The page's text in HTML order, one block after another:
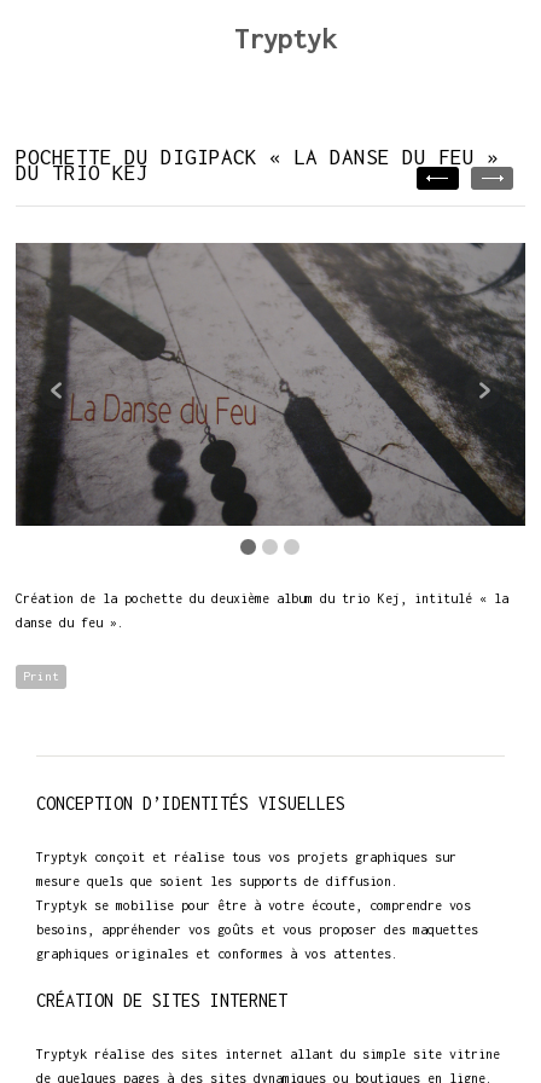
Tryptyk
POCHETTE DU DIGIPACK « LA DANSE DU FEU »
DU TRIO KEJ
Création de la pochette du deuxième album du trio Kej, intitulé « la
danse du feu ».
Print
CONCEPTION D’IDENTITÉS VISUELLES
Tryptyk conçoit et réalise tous vos projets graphiques sur
mesure quels que soient les supports de diffusion.
Tryptyk se mobilise pour être à votre écoute, comprendre vos
besoins, appréhender vos goûts et vous proposer des maquettes
graphiques originales et conformes à vos attentes.
CRÉATION DE SITES INTERNET
Tryptyk réalise des sites internet allant du simple site vitrine
de quelques pages à des sites dynamiques ou boutiques en ligne.